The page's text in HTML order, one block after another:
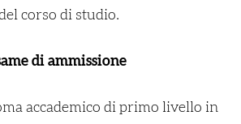
corso di studio.
di ammissione
accademico di primo livello in